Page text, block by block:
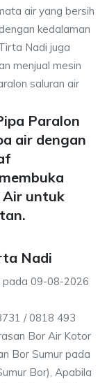
air yang bersih
kedalaman
Nadi juga
menjual mesin
saluran air
Paralon
air dengan
Air untuk
Nadi
pada 09-08-2026
/ 0818 493
Bor Air Kotor
Bor Sumur pada
Bor), Apabila